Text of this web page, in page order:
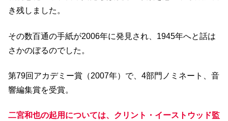
き残しました。
その数百通の手紙が2006年に発見され、1945年へと話は
さかのぼるのでした。
第79回アカデミー賞（2007年）で、4部門ノミネート、音
響編集賞を受賞。
二宮和也の起用については、クリント・イーストウッド監